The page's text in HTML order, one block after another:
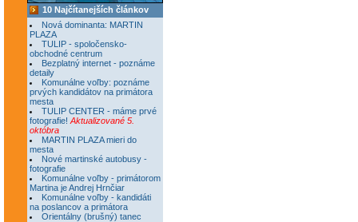
10 Najčítanejších článkov
Nová dominanta: MARTIN
PLAZA
TULIP - spoločensko-
obchodné centrum
Bezplatný internet - poznáme
detaily
Komunálne voľby: poznáme
prvých kandidátov na primátora
mesta
TULIP CENTER - máme prvé
fotografie! Aktualizované 5.
októbra
MARTIN PLAZA mieri do
mesta
Nové martinské autobusy -
fotografie
Komunálne voľby - primátorom
Martina je Andrej Hrnčiar
Komunálne voľby - kandidáti
na poslancov a primátora
Orientálny (brušný) tanec